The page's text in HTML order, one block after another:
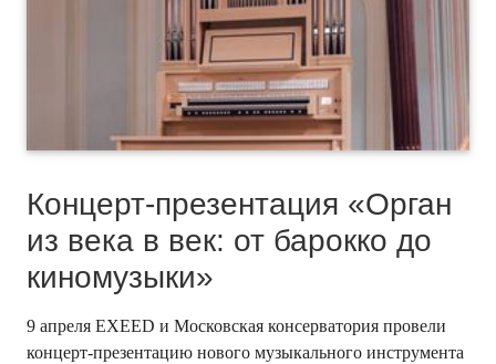
Концерт-презентация «Орган
из века в век: от барокко до
киномузыки»
9 апреля EXEED и Московская консерватория провели
концерт-презентацию нового музыкального инструмента